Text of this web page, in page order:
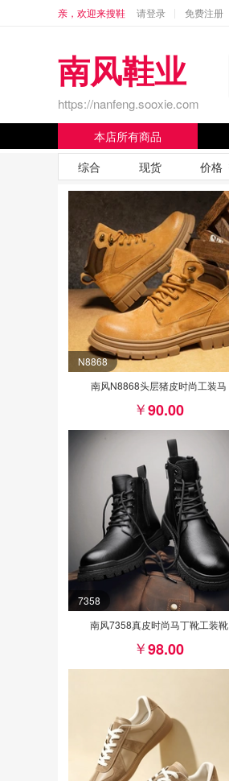
亲，欢迎来搜鞋 请登录 免费注册
南风鞋业
https://nanfeng.sooxie.com
本店所有商品
综合
现货 价格
N8868
南风N8868头层猪皮时尚工装马
90.00
7358
南风7358真皮时尚马丁靴工装靴
98.00